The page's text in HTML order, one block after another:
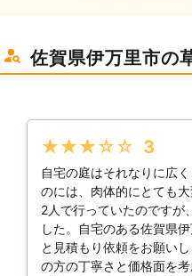
佐賀県伊万里市の
★★★★★ 3
自宅の庭はそれなりに広
のには、肉体的にとても
2人で行っていたのですが
した。自宅のある佐賀県
と見積もり依頼をお願い
の方の丁寧さと価格面を